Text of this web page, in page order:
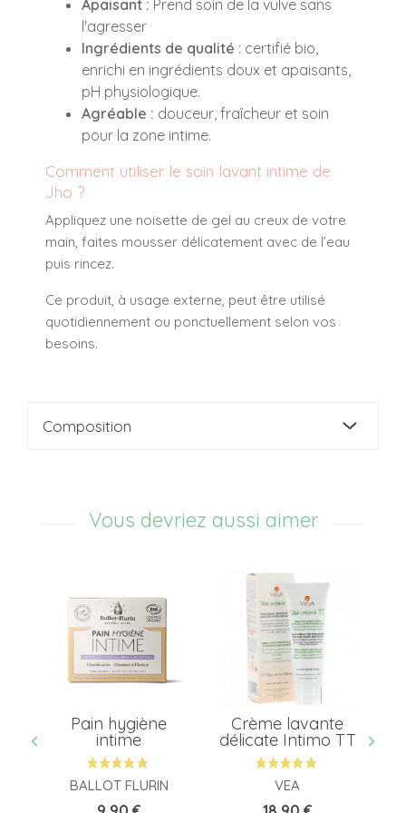
Apaisant : Prend soin de la vulve sans
l'agresser
Ingrédients de qualité : certifié bio,
enrichi en ingrédients doux et apaisants,
pH physiologique.
Agréable : douceur, fraîcheur et soin
pour la zone intime.
Comment utiliser le soin lavant intime de
Jho ?
Appliquez une noisette de gel au creux de votre
main, faites mousser délicatement avec de l’eau
puis rincez.
Ce produit, à usage externe, peut être utilisé
quotidiennement ou ponctuellement selon vos
besoins.
Composition
Vous devriez aussi aimer
Pain hygiène
intime
BALLOT FLURIN
Crème lavante
délicate Intimo TT
VEA